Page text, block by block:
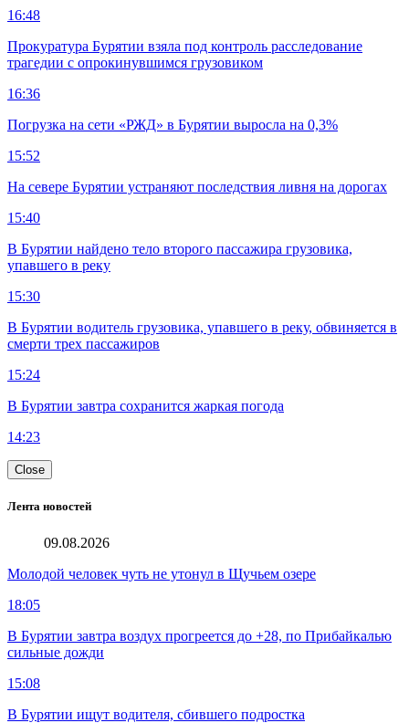
16:48
Прокуратура Бурятии взяла под контроль расследование
трагедии с опрокинувшимся грузовиком
16:36
Погрузка на сети «РЖД» в Бурятии выросла на 0,3%
15:52
На севере Бурятии устраняют последствия ливня на дорогах
15:40
В Бурятии найдено тело второго пассажира грузовика,
упавшего в реку
15:30
В Бурятии водитель грузовика, упавшего в реку, обвиняется в
смерти трех пассажиров
15:24
В Бурятии завтра сохранится жаркая погода
14:23
Close
Лента новостей
09.08.2026
Молодой человек чуть не утонул в Щучьем озере
18:05
В Бурятии завтра воздух прогреется до +28, по Прибайкалью
сильные дожди
15:08
В Бурятии ищут водителя, сбившего подростка